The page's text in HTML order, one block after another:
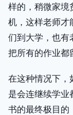
样的，稍微家境
机，这样老师才
们到大学，也有
把所有的作业都
在这种情况下，
是会连继续学业
书的最终极目的